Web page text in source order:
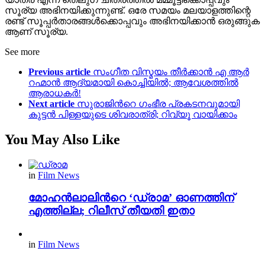
സൂര്യ അഭിനയിക്കുന്നുണ്ട്. ഒരേ സമയം മലയാളത്തിന്റെ
രണ്ട് സൂപ്പർതാരങ്ങൾക്കൊപ്പവും അഭിനയിക്കാൻ ഒരുങ്ങുക
ആണ് സൂര്യ.
See more
Previous article സംഗീത വിസ്മയം തീര്‍ക്കാന്‍ എ ആര്‍
റഹ്മാന്‍ ആദ്യമായി കൊച്ചിയില്‍; ആവേശത്തില്‍
ആരാധകര്‍!
Next article സുരാജിന്‍റെ ഗംഭീര പ്രകടനവുമായി
കുട്ടന്‍ പിള്ളയുടെ ശിവരാത്രി; റിവ്യൂ വായിക്കാം
You May Also Like
in Film News
മോഹൻലാലിന്‍റെ ‘ഡ്രാമ’ ഓണത്തിന്
എത്തില്ല; റിലീസ് തീയതി ഇതാ
in Film News